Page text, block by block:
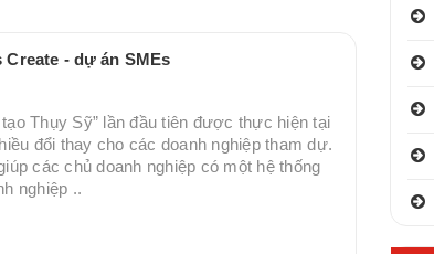
- dự án SMEs
Thụy Sỹ” lần đầu tiên được thực hiện tại
đổi thay cho các doanh nghiệp tham dự.
các chủ doanh nghiệp có một hệ thống
nghiệp ..